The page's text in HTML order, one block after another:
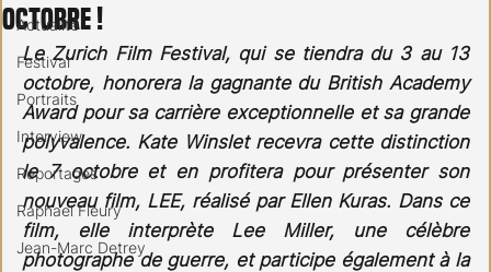
Actualité
Festival
Portraits
Interview
Reportages
Raphael Fleury
Jean-Marc Detrey
octobre !
Le Zurich Film Festival, qui se tiendra du 3 au 13
octobre, honorera la gagnante du British Academy
Award pour sa carrière exceptionnelle et sa grande
polyvalence. Kate Winslet recevra cette distinction
le 7 octobre et en profitera pour présenter son
nouveau film, LEE, réalisé par Ellen Kuras. Dans ce
film, elle interprète Lee Miller, une célèbre
photographe de guerre, et participe également à la